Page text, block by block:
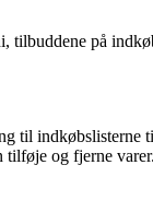
tilbuddene på
til
og fjerne